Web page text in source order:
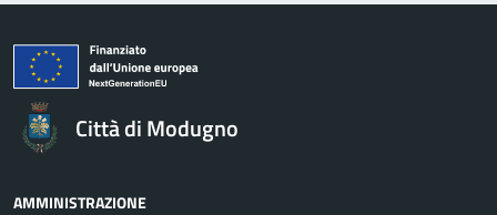
Città di Modugno
AMMINISTRAZIONE